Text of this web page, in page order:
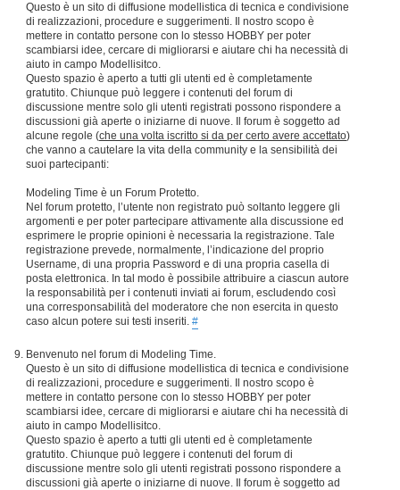
Questo è un sito di diffusione modellistica di tecnica e condivisione
di realizzazioni, procedure e suggerimenti. Il nostro scopo è
mettere in contatto persone con lo stesso HOBBY per poter
scambiarsi idee, cercare di migliorarsi e aiutare chi ha necessità di
aiuto in campo Modellisitco.
Questo spazio è aperto a tutti gli utenti ed è completamente
gratutito. Chiunque può leggere i contenuti del forum di
discussione mentre solo gli utenti registrati possono rispondere a
discussioni già aperte o iniziarne di nuove. Il forum è soggetto ad
alcune regole (che una volta iscritto si da per certo avere accettato)
che vanno a cautelare la vita della community e la sensibilità dei
suoi partecipanti:
Modeling Time è un Forum Protetto.
Nel forum protetto, l’utente non registrato può soltanto leggere gli
argomenti e per poter partecipare attivamente alla discussione ed
esprimere le proprie opinioni è necessaria la registrazione. Tale
registrazione prevede, normalmente, l’indicazione del proprio
Username, di una propria Password e di una propria casella di
posta elettronica. In tal modo è possibile attribuire a ciascun autore
la responsabilità per i contenuti inviati ai forum, escludendo così
una corresponsabilità del moderatore che non esercita in questo
caso alcun potere sui testi inseriti. #
Benvenuto nel forum di Modeling Time.
Questo è un sito di diffusione modellistica di tecnica e condivisione
di realizzazioni, procedure e suggerimenti. Il nostro scopo è
mettere in contatto persone con lo stesso HOBBY per poter
scambiarsi idee, cercare di migliorarsi e aiutare chi ha necessità di
aiuto in campo Modellisitco.
Questo spazio è aperto a tutti gli utenti ed è completamente
gratutito. Chiunque può leggere i contenuti del forum di
discussione mentre solo gli utenti registrati possono rispondere a
discussioni già aperte o iniziarne di nuove. Il forum è soggetto ad